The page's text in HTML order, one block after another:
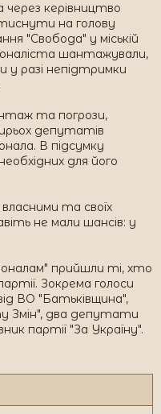
через керівництво
на голову
"Свобода" у міській
шантажували,
у разі непідтримки
та погрози,
депутатів
В підсумку
для його
та своїх
не мали шансів: у
прийшли ті, хто
Зокрема голоси
ВО "Батьківщина",
Змін", два депутати
партії "За Україну".